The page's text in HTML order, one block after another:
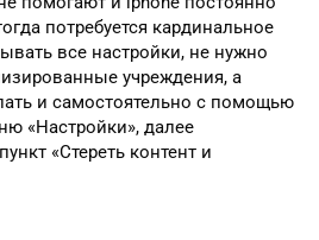
потребуется кардинальное
все настройки, не нужно
учреждения, а
и самостоятельно с помощью
«Настройки», далее
«Стереть контент и